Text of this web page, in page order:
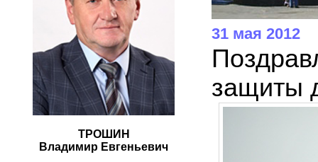
ТРОШИН
Владимир Евгеньевич
31 мая 2012
защиты